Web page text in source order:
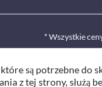
* Wszystkie
są potrzebne do
z tej strony,